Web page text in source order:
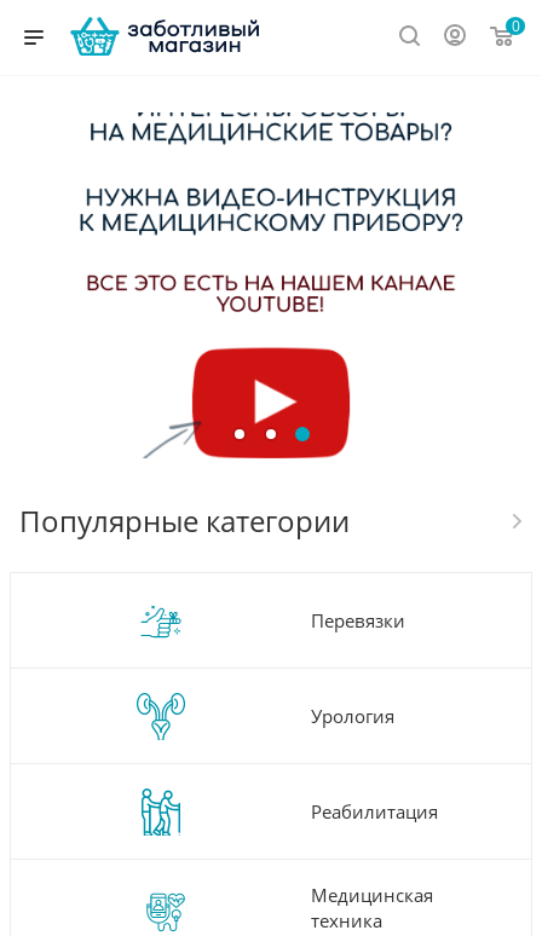
0
Популярные категории
Перевязки
Урология
Реабилитация
Медицинская
техника